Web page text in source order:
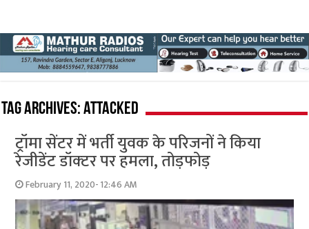
Tag Archives:attacked
ट्रॉमा सेंटर में भर्ती युवक के परिजनों ने किया
रेजीडेंट डॉक्‍टर पर हमला, तोड़फोड़
February 11, 2020- 12:46 AM